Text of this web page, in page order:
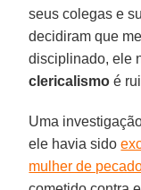
seus colegas e
decidiram que
disciplinado, ele
clericalismo é
Uma
ele havia sido
mulher de